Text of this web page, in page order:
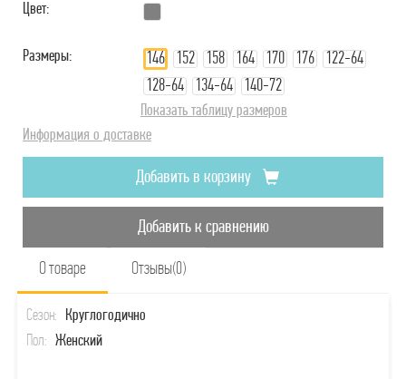
Цвет:
Размеры: 146 152 158 164 170 176
122-64
128-64
134-64 140-72
Показать таблицу размеров
Информация о доставке
Добавить в корзину
Добавить к сравнению
О товаре Отзывы(0)
Сезон: Круглогодично
Пол: Женский